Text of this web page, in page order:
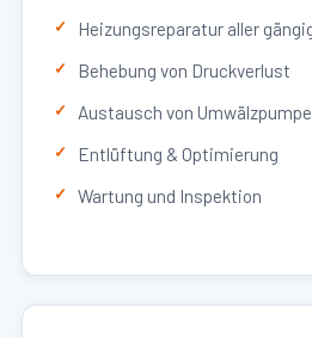
Heizungsreparatur aller
Behebung von Druckverlust
Austausch von
Entlüftung & Optimierung
Wartung und Inspektion